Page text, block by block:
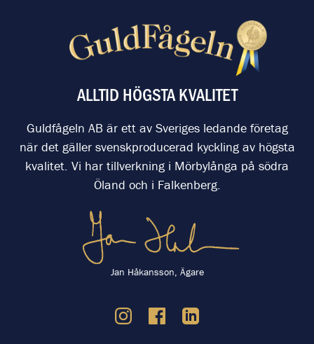
ALLTID HÖGSTA KVALITET
Guldfågeln AB är ett av Sveriges ledande företag
när det gäller svenskproducerad kyckling av högsta
kvalitet. Vi har tillverkning i Mörbylånga på södra
Öland och i Falkenberg.
Jan Håkansson, Ägare